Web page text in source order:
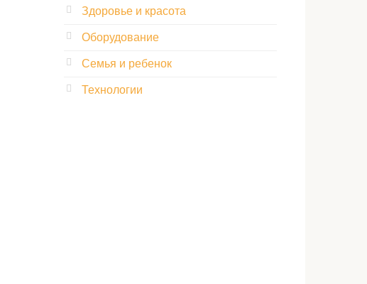
Здоровье и красота
Оборудование
Семья и ребенок
Технологии